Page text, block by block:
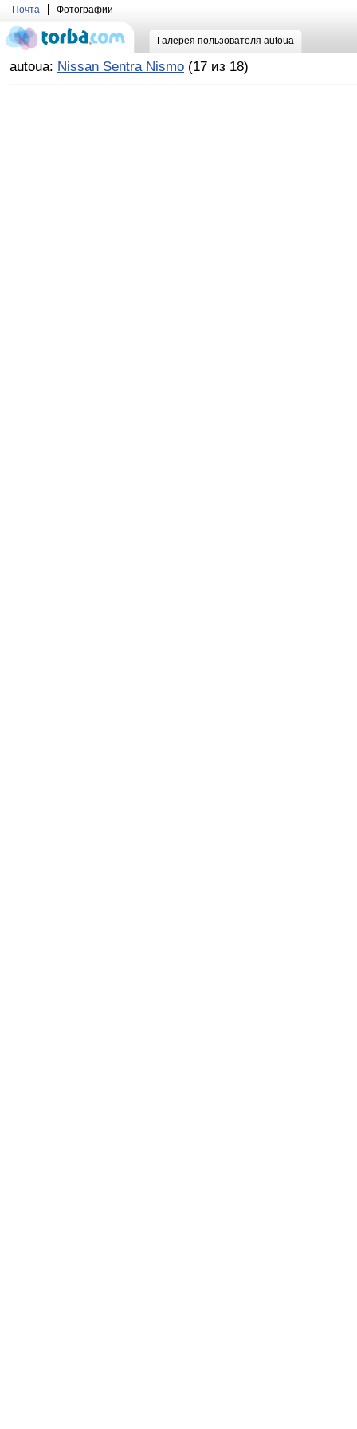
Почта Фотографии
Галерея пользователя autoua
autoua: Nissan Sentra Nismo (17 из 18)